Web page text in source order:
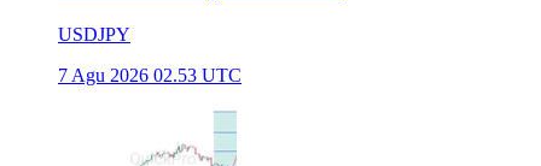
USDJPY
7 Agu 2026 02.53 UTC